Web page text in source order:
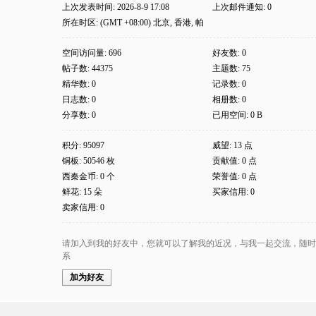
上次发表时间: 2026-8-9 17:08
上次邮件通知: 0
所在时区: (GMT +08:00) 北京, 香港, 帕
斯, 新加坡, 台北
空间访问量: 696
好友数: 0
帖子数: 44375
主题数: 75
精华数: 0
记录数: 0
日志数: 0
相册数: 0
分享数: 0
已用空间: 0 B
积分: 95097
威望: 13 点
铜板: 50546 枚
贡献值: 0 点
西秦金币: 0 个
荣誉值: 0 点
鲜花: 15 朵
买家信用: 0
卖家信用: 0
请加入到我的好友中，您就可以了解我的近况，与我一起交流，随
系
加为好友